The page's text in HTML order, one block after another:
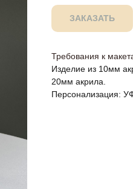
ЗАКАЗАТЬ
Требования к
Изделие из 10мм
20мм акрила.
Персонализация: